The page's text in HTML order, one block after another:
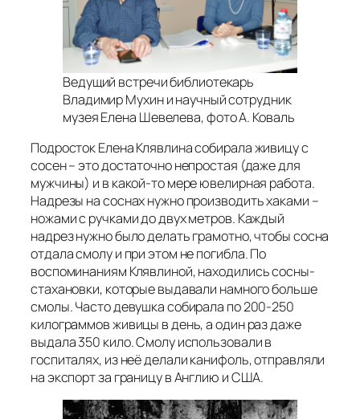
Ведущий встречи библиотекарь
Владимир Мухин и научный сотрудник
музея Елена Шевелева, фото А. Коваль
Подросток Елена Клявлина собирала живицу с
сосен – это достаточно непростая (даже для
мужчины) и в какой-то мере ювелирная работа.
Надрезы на соснах нужно производить хаками –
ножами с ручками до двух метров. Каждый
надрез нужно было делать грамотно, чтобы сосна
отдала смолу и при этом не погибла. По
воспоминаниям Клявлиной, находились сосны-
стахановки, которые выдавали намного больше
смолы. Часто девушка собирала по 200-250
килограммов живицы в день, а один раз даже
выдала 350 кило. Смолу использовали в
госпиталях, из неё делали канифоль, отправляли
на экспорт за границу в Англию и США.